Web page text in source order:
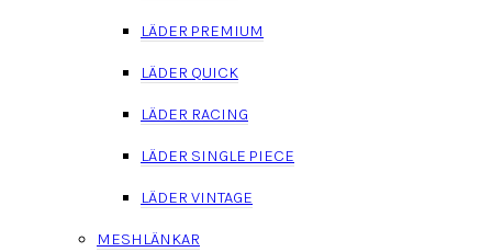
LÄDER PREMIUM
LÄDER QUICK
LÄDER RACING
LÄDER SINGLE PIECE
LÄDER VINTAGE
MESHLÄNKAR